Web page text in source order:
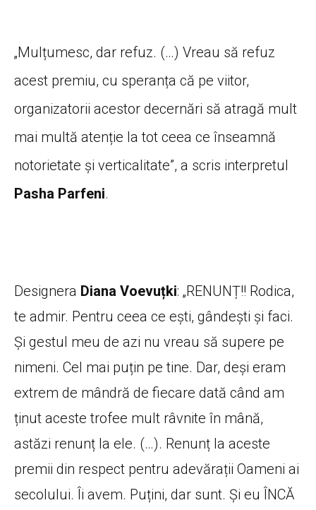
„Mulțumesc, dar refuz. (…) Vreau să refuz
acest premiu, cu speranța că pe viitor,
organizatorii acestor decernări să atragă mult
mai multă atenție la tot ceea ce înseamnă
notorietate și verticalitate”, a scris interpretul
Pasha Parfeni.
Designera Diana Voevuțki: „RENUNȚ!! Rodica,
te admir. Pentru ceea ce ești, gândești și faci.
Și gestul meu de azi nu vreau să supere pe
nimeni. Cel mai puțin pe tine. Dar, deși eram
extrem de mândră de fiecare dată când am
ținut aceste trofee mult râvnite în mână,
astăzi renunț la ele. (…). Renunț la aceste
premii din respect pentru adevărații Oameni ai
secolului. Îi avem. Puțini, dar sunt. Și eu ÎNCĂ